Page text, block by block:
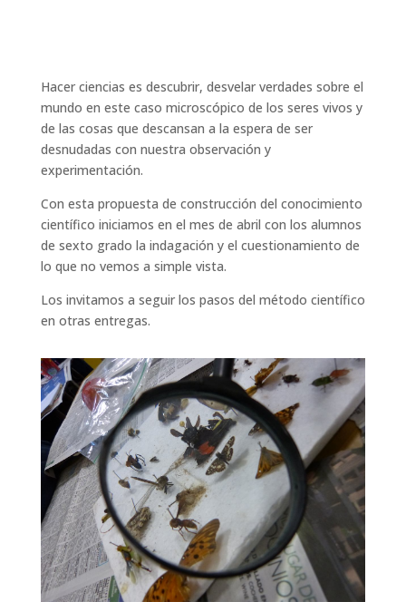
Hacer ciencias es descubrir, desvelar verdades sobre el
mundo en este caso microscópico de los seres vivos y
de las cosas que descansan a la espera de ser
desnudadas con nuestra observación y
experimentación.
Con esta propuesta de construcción del conocimiento
científico iniciamos en el mes de abril con los alumnos
de sexto grado la indagación y el cuestionamiento de
lo que no vemos a simple vista.
Los invitamos a seguir los pasos del método científico
en otras entregas.